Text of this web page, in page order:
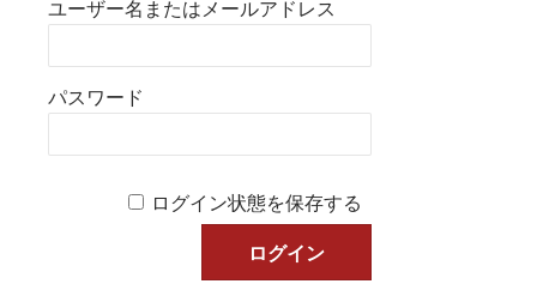
ユーザー名またはメールアドレス
パスワード
ログイン状態を保存する